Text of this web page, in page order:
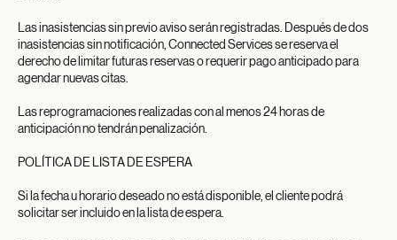
Las inasistencias sin previo aviso serán registradas. Después de dos
inasistencias sin notificación, Connected Services se reserva el
derecho de limitar futuras reservas o requerir pago anticipado para
agendar nuevas citas.
Las reprogramaciones realizadas con al menos 24 horas de
anticipación no tendrán penalización.
POLÍTICA DE LISTA DE ESPERA
Si la fecha u horario deseado no está disponible, el cliente podrá
solicitar ser incluido en la lista de espera.